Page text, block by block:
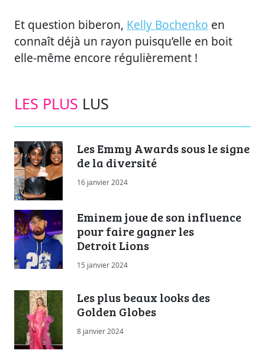
Et question biberon, Kelly Bochenko en
connaît déjà un rayon puisqu’elle en boit
elle-même encore régulièrement !
LES PLUS LUS
Les Emmy Awards sous le signe
de la diversité
16 janvier 2024
Eminem joue de son influence
pour faire gagner les
Detroit Lions
15 janvier 2024
Les plus beaux looks des
Golden Globes
8 janvier 2024